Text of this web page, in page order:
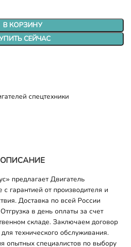
В КОРЗИНУ
СЕЙЧАС
спецтехники
ОПИСАНИЕ
предлагает Двигатель
гарантией от производителя и
Доставка по всей России
в день оплаты за счет
складе. Заключаем договор
технического обслуживания.
опытных специалистов по выбору